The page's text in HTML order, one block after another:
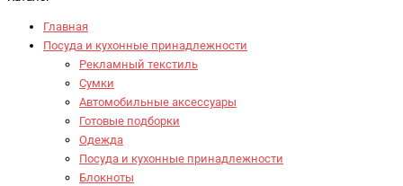
Главная
Посуда и кухонные принадлежности
Рекламный текстиль
Сумки
Автомобильные аксессуары
Готовые подборки
Одежда
Посуда и кухонные принадлежности
Блокноты